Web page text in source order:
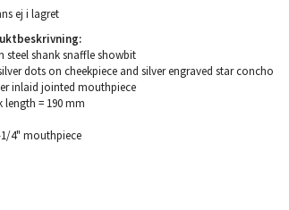
ej i lagret
steel shank snaffle showbit
dots on cheekpiece and silver engraved star concho
inlaid jointed mouthpiece
length = 190 mm
4" mouthpiece